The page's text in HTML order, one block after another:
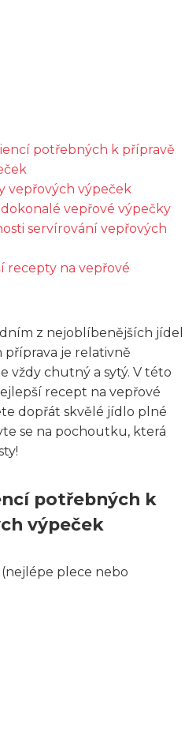
potřebných k přípravě
vepřových výpeček
vepřové výpečky
servírování vepřových
recepty na vepřové
z nejoblíbenějších jídel
příprava je relativně
vždy chutný a sytý. V této
recept na vepřové
dopřát skvělé jídlo plné
se na pochoutku, která
potřebných k
výpeček
plece nebo